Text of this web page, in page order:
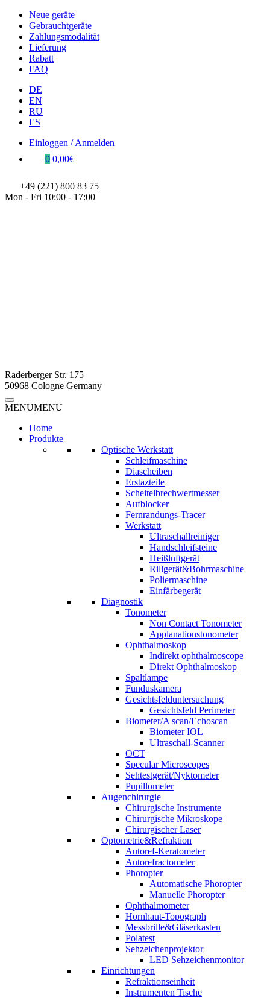
Neue geräte
Gebrauchtgeräte
Zahlungsmodalität
Lieferung
Rabatt
FAQ
DE
EN
RU
ES
Einloggen / Anmelden
0 0,00€
+49 (221) 800 83 75
Mon - Fri 10:00 - 17:00
Raderberger Str. 175
50968 Cologne Germany
MENUMENU
Home
Produkte
Optische Werkstatt
Schleifmaschine
Diascheiben
Erstazteile
Scheitelbrechwertmesser
Aufblocker
Fernrandungs-Tracer
Werkstatt
Ultraschallreiniger
Handschleifsteine
Heißluftgerät
Rillgerät&Bohrmaschine
Poliermaschine
Einfärbegerät
Diagnostik
Tonometer
Non Contact Tonometer
Applanationstonometer
Ophthalmoskop
Indirekt ophthalmoscope
Direkt Ophthalmoskop
Spaltlampe
Funduskamera
Gesichtsfelduntersuchung
Gesichtsfeld Perimeter
Biometer/A scan/Echoscan
Biometer IOL
Ultraschall-Scanner
OCT
Specular Microscopes
Sehtestgerät/Nyktometer
Pupillometer
Augenchirurgie
Chirurgische Instrumente
Chirurgische Mikroskope
Chirurgischer Laser
Optometrie&Refraktion
Autoref-Keratometer
Autorefractometer
Phoropter
Automatische Phoropter
Manuelle Phoropter
Ophthalmometer
Hornhaut-Topograph
Messbrille&Gläserkasten
Polatest
Sehzeichenprojektor
LED Sehzeichenmonitor
Einrichtungen
Refraktionseinheit
Instrumenten Tische